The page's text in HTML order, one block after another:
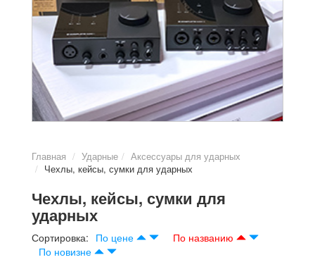
Главная Ударные
Аксессуары для ударных
Чехлы, кейсы, сумки для ударных
Чехлы, кейсы, сумки для
ударных
Сортировка: По цене
По названию
По новизне